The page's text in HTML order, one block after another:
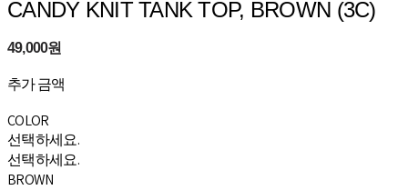
CANDY KNIT TANK TOP, BROWN (3C)
49,000원
추가 금액
COLOR
선택하세요.
선택하세요.
BROWN